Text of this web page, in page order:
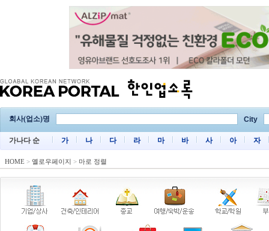
회사(업소)명 City
가나다 순 가 나 다 라 마 바 사 아 자
HOME > 옐로우페이지 > 마로 정렬